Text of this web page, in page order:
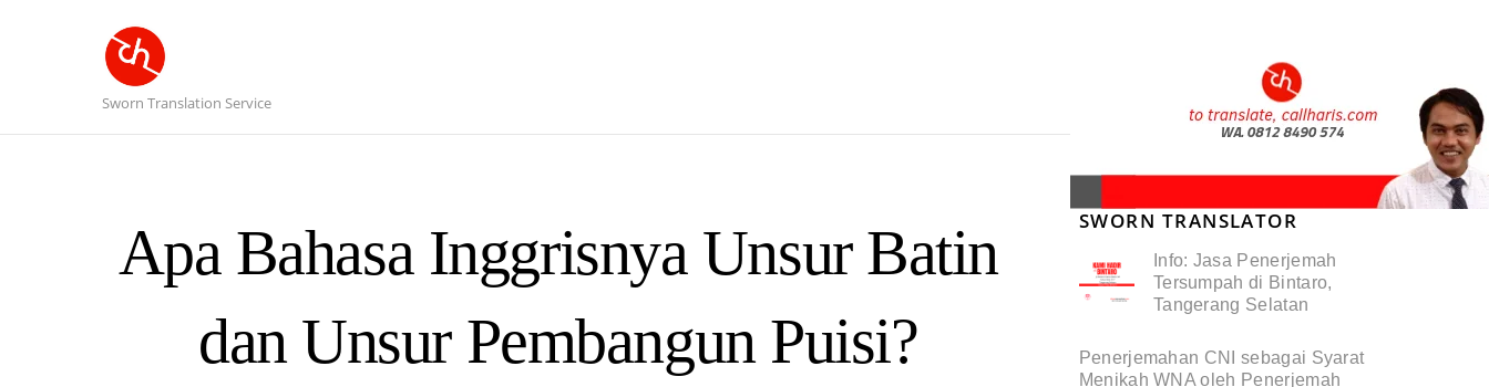
Sworn Translation Service
Apa Bahasa Inggrisnya Unsur Batin
dan Unsur Pembangun Puisi?
SWORN TRANSLATOR
Info: Jasa Penerjemah
Tersumpah di Bintaro,
Tangerang Selatan
Penerjemahan CNI sebagai Syarat
Menikah WNA oleh Penerjemah